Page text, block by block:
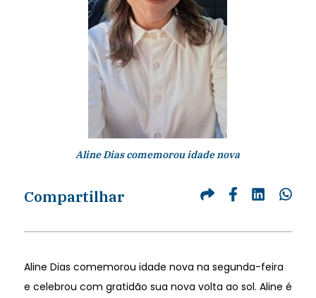
Aline Dias comemorou idade nova
Compartilhar
Aline Dias comemorou idade nova na segunda-feira
e celebrou com gratidão sua nova volta ao sol. Aline é